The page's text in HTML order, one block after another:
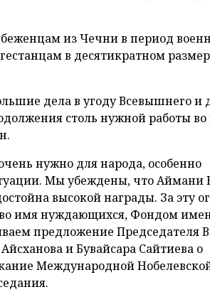
из Чечни в период
в десятикратном
дела в угоду Всевышнего и
столь нужной работы
нужно для народа, особенно
Мы убеждены, что Аймани
высокой награды. За эту
во имя нуждающихся, Фондом
предложение Председателя
и Бувайсара Сайтиева о
Международной